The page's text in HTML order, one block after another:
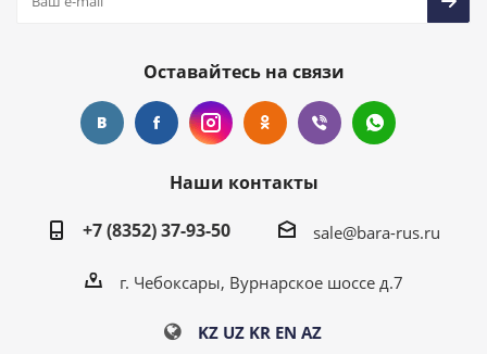
Оставайтесь на связи
Наши контакты
+7 (8352) 37-93-50
sale@bara-rus.ru
г. Чебоксары, Вурнарское шоссе д.7
KZ UZ KR EN AZ